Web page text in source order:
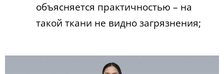
объясняется практичностью – на
такой ткани не видно загрязнения;